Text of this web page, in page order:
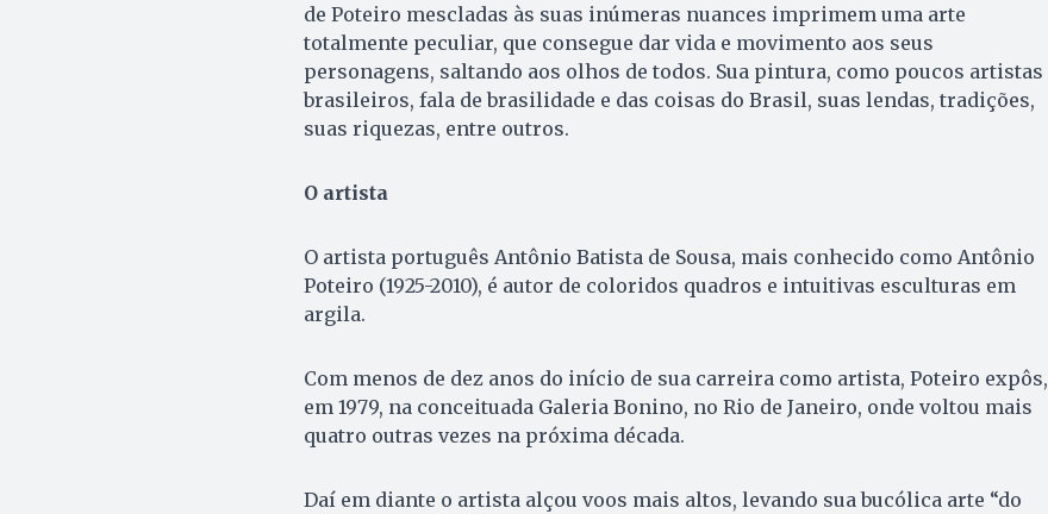
de Poteiro mescladas às suas inúmeras nuances imprimem uma arte
totalmente peculiar, que consegue dar vida e movimento aos seus
personagens, saltando aos olhos de todos. Sua pintura, como poucos artistas
brasileiros, fala de brasilidade e das coisas do Brasil, suas lendas, tradições,
suas riquezas, entre outros.
O artista
O artista português Antônio Batista de Sousa, mais conhecido como Antônio
Poteiro (1925-2010), é autor de coloridos quadros e intuitivas esculturas em
argila.
Com menos de dez anos do início de sua carreira como artista, Poteiro expôs,
em 1979, na conceituada Galeria Bonino, no Rio de Janeiro, onde voltou mais
quatro outras vezes na próxima década.
Daí em diante o artista alçou voos mais altos, levando sua bucólica arte “do